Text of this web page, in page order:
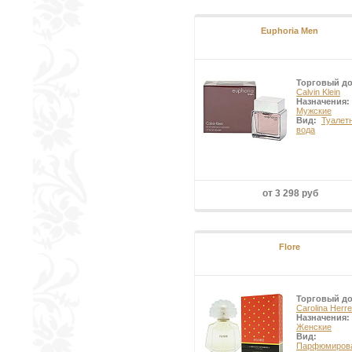
Euphoria Men
Торговый
Calvin Klein
Назначения:
Мужские
Вид:
вода
от 3 298 руб
Flore
Торговый
Carolina
Назначения:
Женские
Вид: